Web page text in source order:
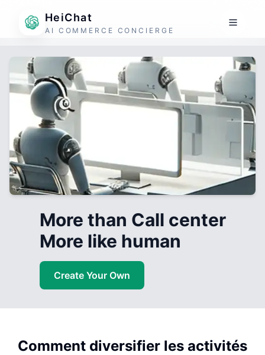
HeiChat
AI COMMERCE CONCIERGE
More than Call center
More like human
Create Your Own
Comment diversifier les activités